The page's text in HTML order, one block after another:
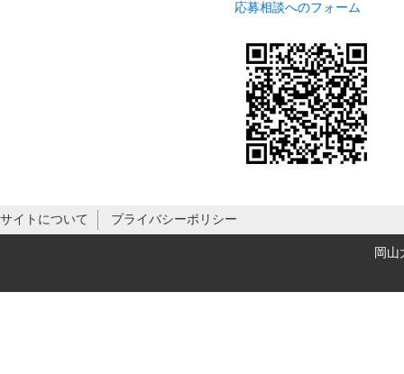
応募相談へのフォーム
サイトについて プライバシーポリシー
岡